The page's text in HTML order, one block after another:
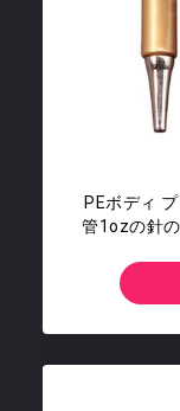
PEボディ
管1ozの針